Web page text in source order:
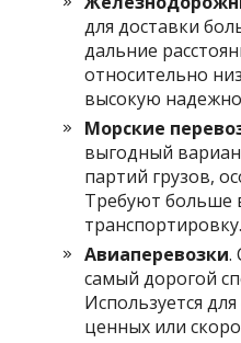
для доставки
дальние
относительно
высокую
Морские
выгодный
партий грузов,
Требуют больше
транспортировку.
Авиаперевозки.
самый дорогой
Используется
ценных или